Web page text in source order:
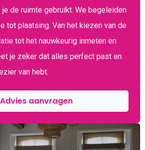
je de ruimte gebruikt. We begeleiden
tot plaatsing. Van het kiezen van de
tot het nauwkeurig inmeten en
je zeker dat alles perfect past en
van hebt.
Advies aanvragen